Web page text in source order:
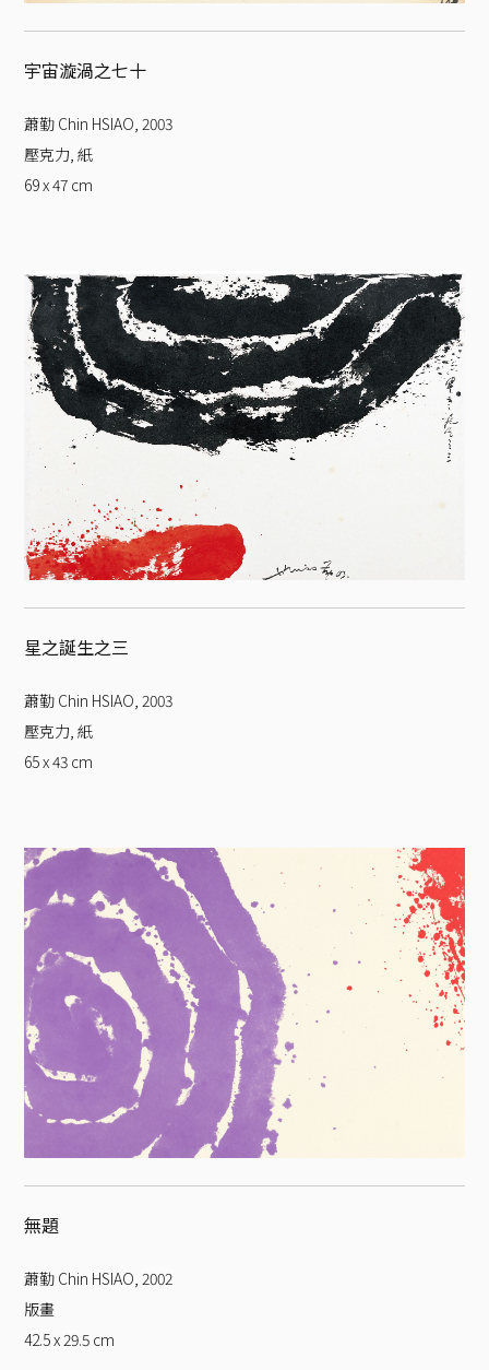
宇宙漩渦之七十
蕭勤 Chin HSIAO 2003
壓克力, 紙
69 x 47 cm
星之誕生之三
蕭勤 Chin HSIAO, 2003
壓克力, 紙
65 x 43 cm
無題
蕭勤 Chin HSIAO, 2002
版畫
42.5 x 29.5 cm